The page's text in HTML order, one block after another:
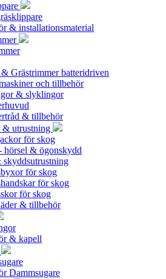
& installationsmaterial
Grästrimmer batteridriven
och tillbehör
& slyklingor
& tillbehör
& utrustning
för skog
hörsel & ögonskydd
skyddsutrustning
för skog
för skog
för skog
& tillbehör
& kapell
Dammsugare